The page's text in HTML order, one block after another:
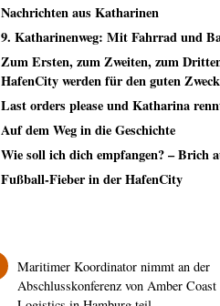
Nachrichten aus Katharinen
9. Katharinenweg: Mit Fahrrad und
Zum Ersten, zum Zweiten, zum
HafenCity werden für den guten
Last orders please und Katharina
Auf dem Weg in die Geschichte
Wie soll ich dich empfangen? – Brich
Fußball-Fieber in der HafenCity
Maritimer Koordinator nimmt an der
Abschlusskonferenz von Amber Coast